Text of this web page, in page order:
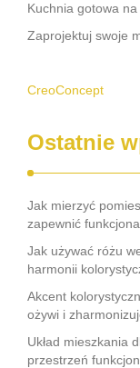
Kuchnia gotowa
Zaprojektuj swoje
CreoConcept
Ostatnie
Jak mierzyć
zapewnić
Jak używać różu
harmonii
Akcent
ożywi i
Układ mieszkania
przestrzeń